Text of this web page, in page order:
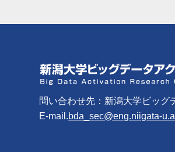
問い合わせ先：新潟大学ビッグ
E-mail.bda_sec@eng.niigata-